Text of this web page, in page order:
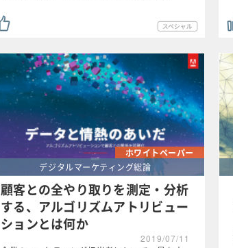
ホワイトペーパー
デジタルマーケティング総論
顧客との全やり取りを測定・分析
する、アルゴリズムアトリビュー
ションとは何か
2019/07/11